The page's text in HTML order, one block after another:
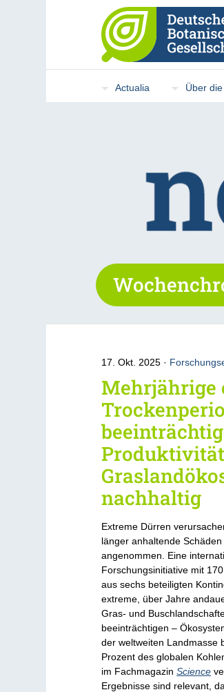
Actualia Über
17. Okt. 2025
Mehrjährige
nachhaltig
Extreme Dürren
länger anhaltende
angenommen. Eine
Forschungsinitiative mit
aus sechs beteiligten
extreme, über Jahre
Gras- und
beeinträchtigen –
der weltweiten Landmasse
Prozent des globalen
im FachmagazinScience
Ergebnisse sind relevant,